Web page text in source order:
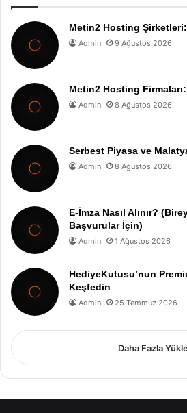
Metin2 Hosting
Admin 9 Ağustos 2026
Metin2 Hosting
Admin 8 Ağustos 2026
Serbest Piyasa ve
Admin 8 Ağustos 2026
E-İmza Nasıl Alınır?
Başvurular İçin)
Admin 1 Ağustos 2026
HediyeKutusu’nun
Keşfedin
Admin 25 Temmuz 2026
Daha Fazla